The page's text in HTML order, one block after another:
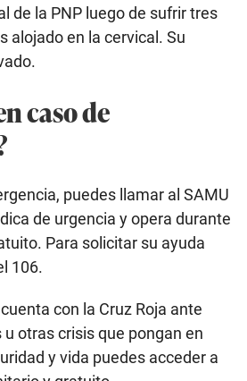
de la PNP luego de sufrir tres
alojado en la cervical. Su
caso de
puedes llamar al SAMU
de urgencia y opera durante
Para solicitar su ayuda
106.
con la Cruz Roja ante
otras crisis que pongan en
y vida puedes acceder a